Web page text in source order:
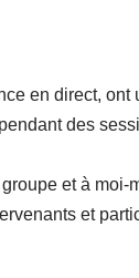
en direct, ont
des
et à
et